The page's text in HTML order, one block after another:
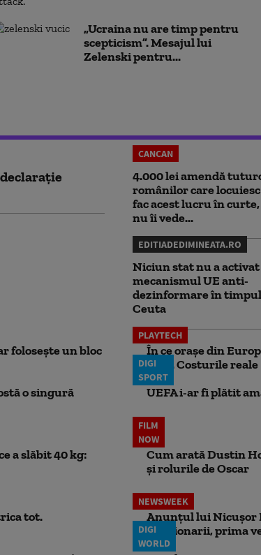
„Ucraina nu are timp pentru
scepticism”. Mesajul lui
Zelenski pentru...
CANCAN
4.000 lei amendă
românilor care locuiesc
fac acest lucru în
nu îi vede...
EDITIADEDIMINEATA.RO
Niciun stat nu a activat
mecanismul UE anti-
dezinformare în
Ceuta
folosește un bloc
PLAYTECH
În ce orașe din
lună. Costurile reale
o singură
DIGI
SPORT
UEFA i-ar fi plătit
a slăbit 40 kg:
FILM
NOW
Cum arată Dustin
și rolurile de Oscar
tot.
NEWSWEEK
Anunțul lui Nicușor
Pensionarii, prima
DIGI
WORLD